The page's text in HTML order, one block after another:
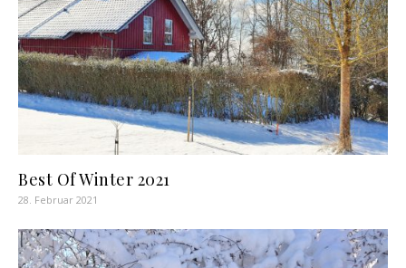
Best Of Winter 2021
28. Februar 2021